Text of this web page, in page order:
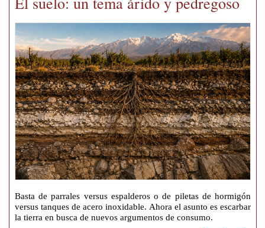
Basta de parrales versus espalderos o de piletas de hormigón
versus tanques de acero inoxidable. Ahora el asunto es escarbar
la tierra en busca de nuevos argumentos de consumo.